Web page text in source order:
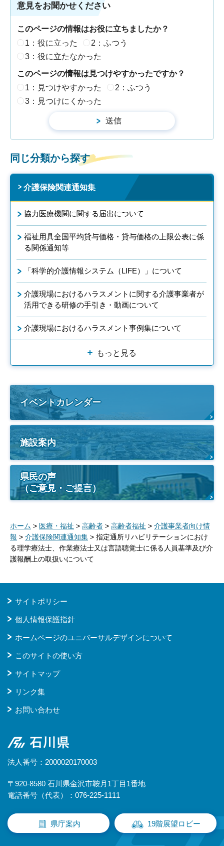
意見をお聞かせください
このページの情報はお役に立ちましたか？
1：役に立った
2：ふつう
3：役に立たなかった
このページの情報は見つけやすかったですか？
1：見つけやすかった
2：ふつう
3：見つけにくかった
同じ分類から探す
介護保険関連通知集
協力医療機関に関する届出について
福祉用具全国平均貸与価格・貸与価格の上限公表に係
る関係通知等
「科学的介護情報システム（LIFE）」について
介護現場におけるハラスメントに関する介護事業者が
活用できる研修の手引き・動画について
介護現場におけるハラスメント事例集について
もっと見る
イベントカレンダー
施設案内
県民の声
（ご意見・ご提言）
ホーム > 医療・福祉 > 高齢者 > 高齢者福祉 > 介護事業者向け情
報 > 介護保険関連通知集 > 指定通所リハビリテーションにおけ
る理学療法士、作業療法士又は言語聴覚士に係る人員基準及び介
護報酬上の取扱いについて
サイトポリシー
個人情報保護指針
ホームページのユニバーサルデザインについて
このサイトの使い方
サイトマップ
リンク集
お問い合わせ
石川県
法人番号：2000020170003
〒920-8580 石川県金沢市鞍月1丁目1番地
電話番号（代表）：076-225-1111
県庁案内 19階展望ロビー